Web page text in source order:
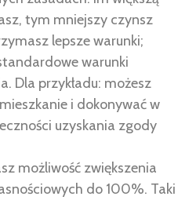
tym mniejszy czynsz
lepsze warunki;
warunki
Dla przykładu: możesz
i dokonywać w
uzyskania zgody
możliwość zwiększenia
do 100%. Taki